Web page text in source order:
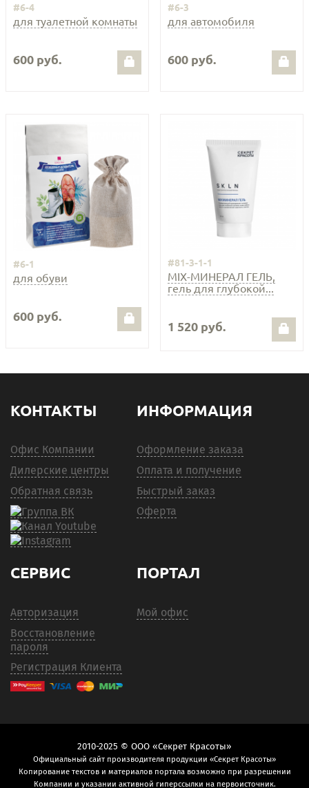
#6-4
для туалетной комнаты
600 руб.
#6-3
для автомобиля
600 руб.
#6-1
для обуви
600 руб.
#81-3-1-1
MIX-МИНЕРАЛ ГЕЛЬ,
гель для глубокой...
1 520 руб.
КОНТАКТЫ
Офис Компании
Дилерские центры
Обратная связь
ИНФОРМАЦИЯ
Оформление заказа
Оплата и получение
Быстрый заказ
Оферта
СЕРВИС
Авторизация
Восстановление
пароля
Регистрация Клиента
ПОРТАЛ
Мой офис
2010-2025 © ООО «Секрет Красоты»
Официальный сайт производителя продукции «Секрет Красоты»
Копирование текстов и материалов портала возможно при разрешении
Компании и указании активной гиперссылки на первоисточник.